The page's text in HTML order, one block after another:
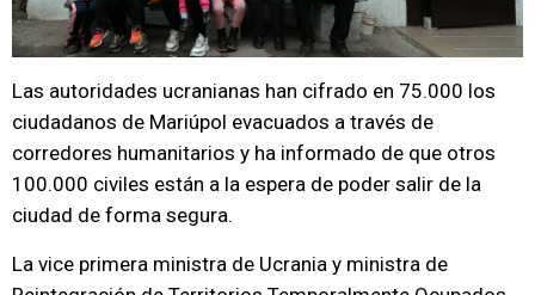
Las autoridades ucranianas han cifrado en 75.000 los
ciudadanos de Mariúpol evacuados a través de
corredores humanitarios y ha informado de que otros
100.000 civiles están a la espera de poder salir de la
ciudad de forma segura.
La vice primera ministra de Ucrania y ministra de